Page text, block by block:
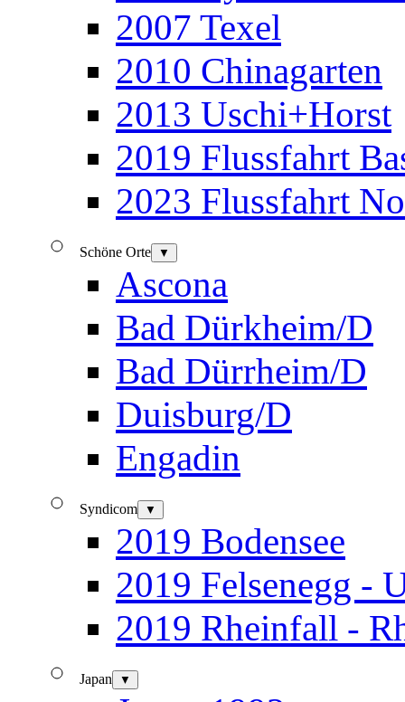
2007 Texel
2010 Chinagarten
2013 Uschi+Horst
2019 Flussfahrt
2023 Flussfahrt
Schöne Orte ▼
Ascona
Bad Dürkheim/D
Bad Dürrheim/D
Duisburg/D
Engadin
Syndicom ▼
2019 Bodensee
2019 Felsenegg -
2019 Rheinfall -
Japan ▼